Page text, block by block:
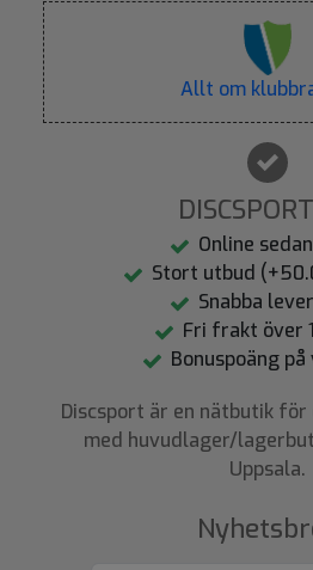
Allt om
Online
Stort utbud
Snabba
Fri frakt över
Bonuspoäng
Discsport är en nätbutik
med huvudlager/
Uppsala.